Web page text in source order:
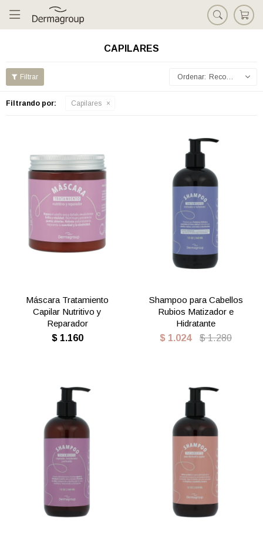

CAPILARES
Recomendados
Filtrando por: Capilares
Máscara Tratamiento
Capilar Nutritivo y
Reparador
$ 1.160
Shampoo para Cabellos
Rubios Matizador e
Hidratante
$ 1.024 $ 1.280